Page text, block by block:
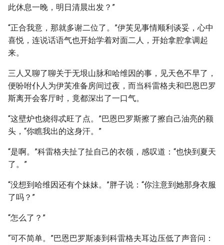
此休息一晚，明日清晨出发？”
“正合我意，那就多谢二位了。”伊芙见事情顺利谈妥，心中
喜悦，连说话语气也开始学着对面二人，开始拿腔拿调起
来。
三人又聊了聊关于无垠山脉和哈维因的事，见天色不早了，
便吩咐仆人为伊芙准备房间过夜，而当科雷格夫和巴恩巴罗
斯离开会客厅时，竟都深出了一口气。
“这壁炉也烧得忒旺了点。”巴恩巴罗斯擦了擦自己油亮的额
头，“你瞧我出的这身汗。”
“是啊。”科雷格夫扯了扯自己的衣领，感叹道：“也快到夏天
了。”
“没想到哈维因还有个妹妹。”胖子说：“你注意到她那身衣服
了吗？”
“怎么了？”
“可不简单。”巴恩巴罗斯凑到科雷格夫耳边压低了声音问：